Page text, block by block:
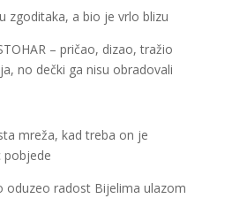
zgoditaka, a bio je vrlo blizu
– pričao, dizao, tražio
no dečki ga nisu obradovali
mreža, kad treba on je
pobjede
oduzeo radost Bijelima ulazom